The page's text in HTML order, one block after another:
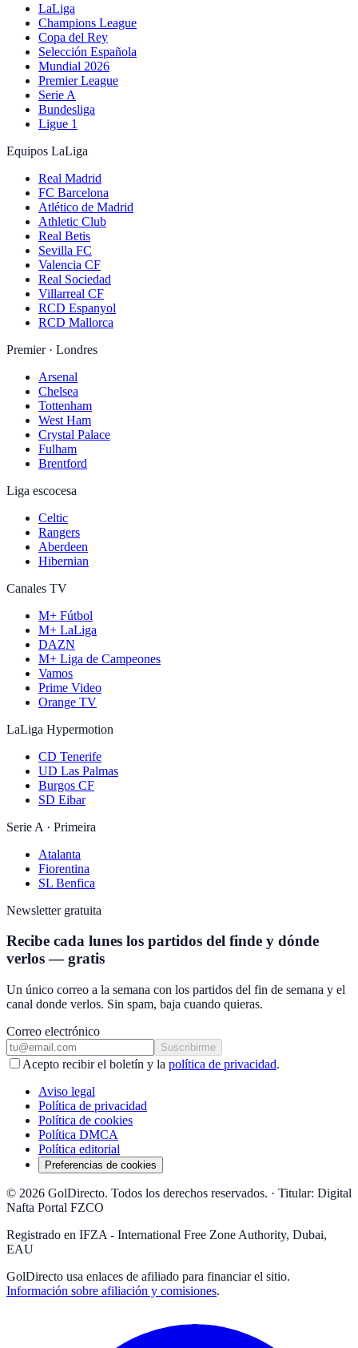
LaLiga
Champions League
Copa del Rey
Selección Española
Mundial 2026
Premier League
Serie A
Bundesliga
Ligue 1
Equipos LaLiga
Real Madrid
FC Barcelona
Atlético de Madrid
Athletic Club
Real Betis
Sevilla FC
Valencia CF
Real Sociedad
Villarreal CF
RCD Espanyol
RCD Mallorca
Premier · Londres
Arsenal
Chelsea
Tottenham
West Ham
Crystal Palace
Fulham
Brentford
Liga escocesa
Celtic
Rangers
Aberdeen
Hibernian
Canales TV
M+ Fútbol
M+ LaLiga
DAZN
M+ Liga de Campeones
Vamos
Prime Video
Orange TV
LaLiga Hypermotion
CD Tenerife
UD Las Palmas
Burgos CF
SD Eibar
Serie A · Primeira
Atalanta
Fiorentina
SL Benfica
Newsletter gratuita
Recibe cada lunes los partidos del finde y dónde
verlos — gratis
Un único correo a la semana con los partidos del fin de semana y el
canal donde verlos. Sin spam, baja cuando quieras.
Correo electrónico
Suscribirme
Acepto recibir el boletín y la política de privacidad.
Aviso legal
Política de privacidad
Política de cookies
Política DMCA
Política editorial
Preferencias de cookies
© 2026 GolDirecto. Todos los derechos reservados. · Titular: Digital
Nafta Portal FZCO
Registrado en IFZA - International Free Zone Authority, Dubai,
EAU
GolDirecto usa enlaces de afiliado para financiar el sitio.
Información sobre afiliación y comisiones.